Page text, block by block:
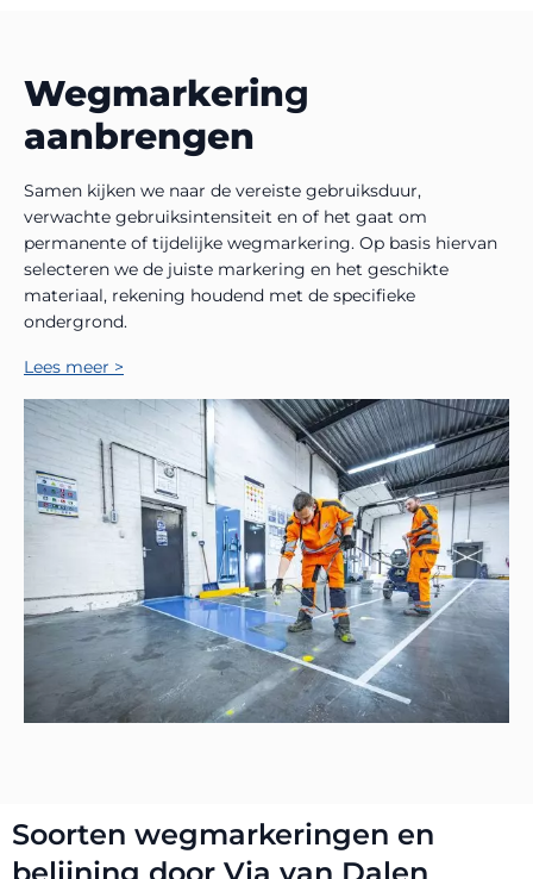
Wegmarkering
aanbrengen
Samen kijken we naar de vereiste gebruiksduur,
verwachte gebruiksintensiteit en of het gaat om
permanente of tijdelijke wegmarkering. Op basis hiervan
selecteren we de juiste markering en het geschikte
materiaal, rekening houdend met de specifieke
ondergrond.
Lees meer >
Soorten wegmarkeringen en